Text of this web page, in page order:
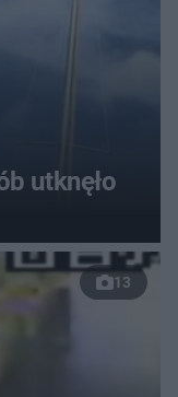
utknęło
13